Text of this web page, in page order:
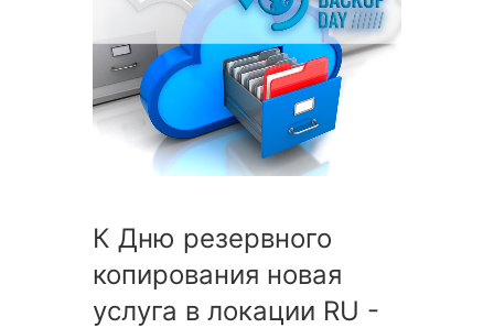
К Дню резервного
копирования новая
услуга в локации RU -